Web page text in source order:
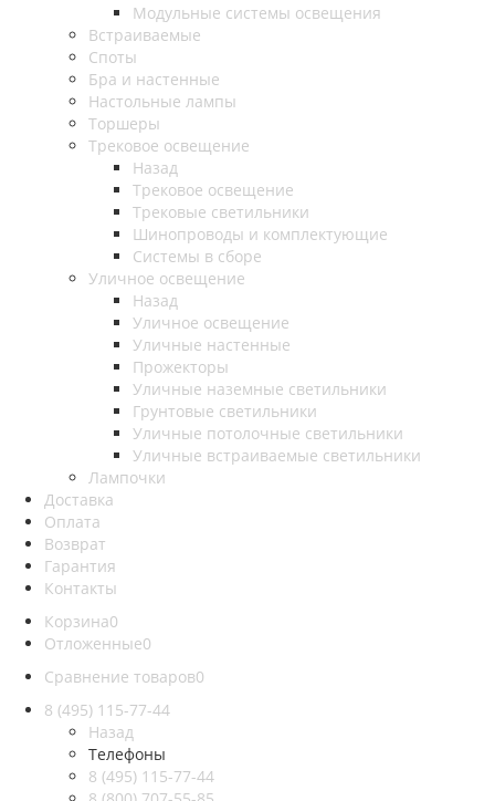
Модульные системы освещения
Встраиваемые
Споты
Бра и настенные
Настольные лампы
Торшеры
Трековое освещение
Назад
Трековое освещение
Трековые светильники
Шинопроводы и комплектующие
Системы в сборе
Уличное освещение
Назад
Уличное освещение
Уличные настенные
Прожекторы
Уличные наземные светильники
Грунтовые светильники
Уличные потолочные светильники
Уличные встраиваемые светильники
Лампочки
Доставка
Оплата
Возврат
Гарантия
Контакты
Корзина0
Отложенные0
Сравнение товаров0
8 (495) 115-77-44
Назад
Телефоны
8 (495) 115-77-44